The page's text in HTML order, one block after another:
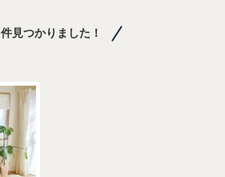
件見つかりました！